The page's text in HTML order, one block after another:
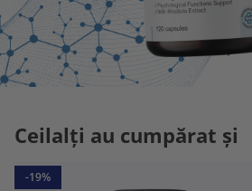
Ceilalți au cumpărat și
-19%